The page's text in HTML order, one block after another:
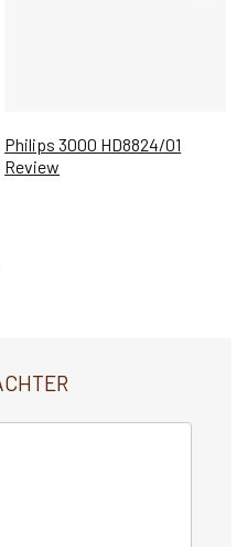
Philips 3000 HD8824/01
Review